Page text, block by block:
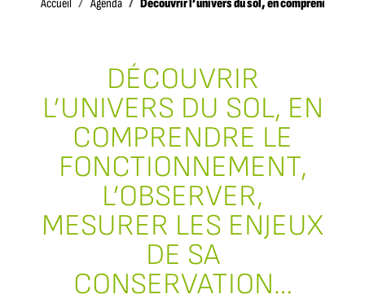
Accueil Agenda Découvrir l’univers du sol, en comprendre le
DÉCOUVRIR
L’UNIVERS DU SOL, EN
COMPRENDRE LE
FONCTIONNEMENT,
L’OBSERVER,
MESURER LES ENJEUX
DE SA
CONSERVATION…